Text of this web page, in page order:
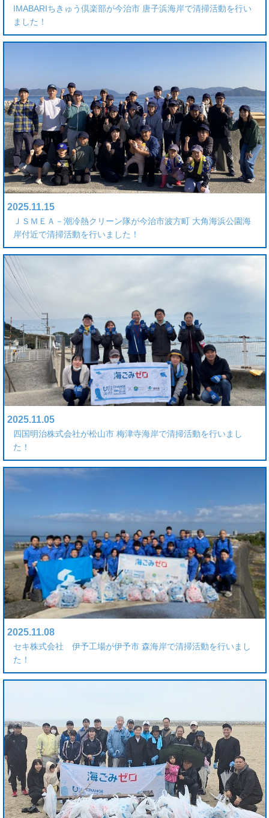
IMABARIちきゅう倶楽部が今治市 唐子浜海岸で清掃活動を行い
ました！
2025.11.15
ＪＳＭＥＡ－潮冷熱クリーン隊が今治市波方町 大角海浜公園海
岸付近で清掃活動を行いました！
2025.11.05
四国明治株式会社が松山市 梅津寺海岸で清掃活動を行いまし
た！
2025.11.08
セキ株式会社 伊予工場が伊予市 森海岸で清掃活動を行いまし
た！